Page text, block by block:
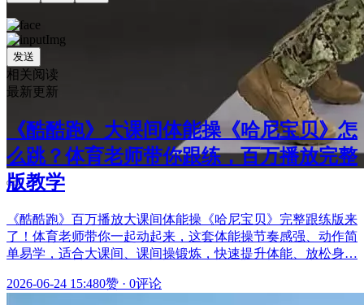
发送
相关阅读
最新更新
《酷酷跑》大课间体能操《哈尼宝贝》怎
么跳？体育老师带你跟练，百万播放完整
版教学
《酷酷跑》百万播放大课间体能操《哈尼宝贝》完整跟练版来
了！体育老师带你一起动起来，这套体能操节奏感强、动作简
单易学，适合大课间、课间操锻炼，快速提升体能、放松身…
2026-06-24 15:480赞 · 0评论